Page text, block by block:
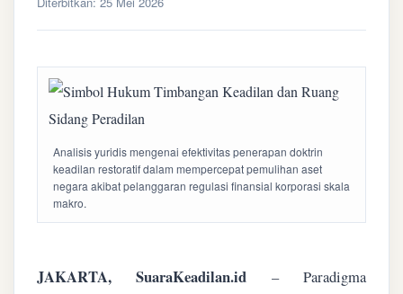
Analisis yuridis mengenai efektivitas penerapan doktrin
keadilan restoratif dalam mempercepat pemulihan aset
negara akibat pelanggaran regulasi finansial korporasi skala
makro.
JAKARTA, SuaraKeadilan.id – Paradigma